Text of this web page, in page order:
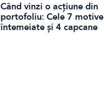
Când vinzi o acțiune din
portofoliu: Cele 7 motive
întemeiate și 4 capcane